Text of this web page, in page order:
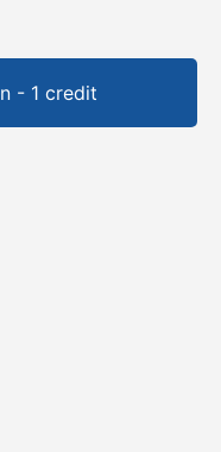
- 1 credit